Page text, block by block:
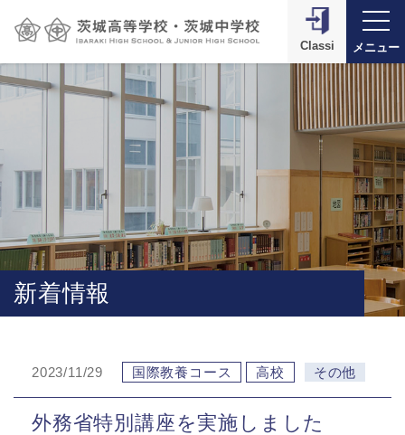
Classi メニュー
新着情報
2023/11/29 国際教養コース 高校 その他
外務省特別講座を実施しました